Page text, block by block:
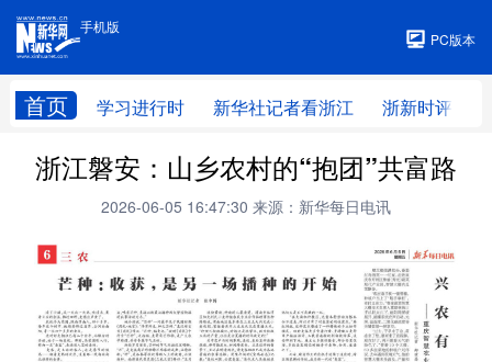
手机版
PC版本
首页 学习进行时 新华社记者看浙江 浙新时评
手机版
浙江磐安：山乡农村的“抱团”共富路
2026-06-05 16:47:30 来源：新华每日电讯